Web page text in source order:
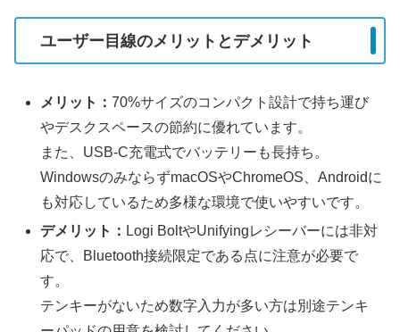
ユーザー目線のメリットとデメリット
メリット：70%サイズのコンパクト設計で持ち運び
やデスクスペースの節約に優れています。
また、USB-C充電式でバッテリーも長持ち。
WindowsのみならずmacOSやChromeOS、Androidに
も対応しているため多様な環境で使いやすいです。
デメリット： Logi BoltやUnifyingレシーバーには非対
応で、Bluetooth接続限定である点に注意が必要で
す。
テンキーがないため数字入力が多い方は別途テンキ